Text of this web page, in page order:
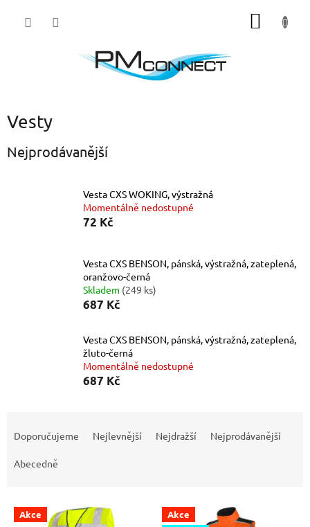
Vesty
Nejprodávanější
Vesta CXS WOKING, výstražná
Momentálně nedostupné
72 Kč
Vesta CXS BENSON, pánská, výstražná, zateplená,
oranžovo-černá
Skladem (249 ks)
687 Kč
Vesta CXS BENSON, pánská, výstražná, zateplená,
žluto-černá
Momentálně nedostupné
687 Kč
p
Doporučujeme Nejlevnější Nejdražší Nejprodávanější
Abecedně
V Akce
Akce